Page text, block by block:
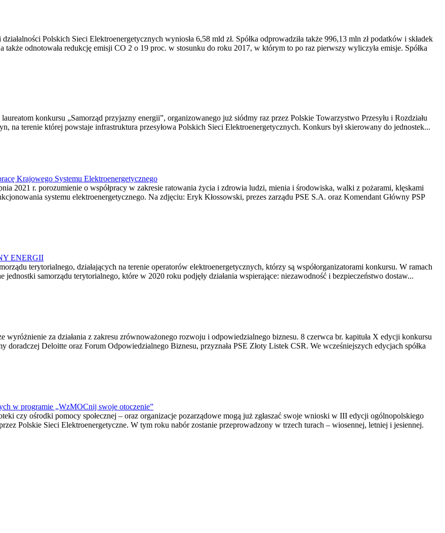
Polskich Sieci Elektroenergetycznych wyniosła 6,58 mld zł. Spółka odprowadziła także 996,13 mln zł podatków i składek
także odnotowała redukcję emisji CO 2 o 19 proc. w stosunku do roku 2017, w którym to po raz pierwszy wyliczyła emisje. Spółka
konkursu „Samorząd przyjazny energii”, organizowanego już siódmy raz przez Polskie Towarzystwo Przesyłu i Rozdziału
na terenie której powstaje infrastruktura przesyłowa Polskich Sieci Elektroenergetycznych. Konkurs był skierowany do jednostek...
Krajowego Systemu Elektroenergetycznego
2021 r. porozumienie o współpracy w zakresie ratowania życia i zdrowia ludzi, mienia i środowiska, walki z pożarami, klęskami
systemu elektroenergetycznego. Na zdjęciu: Eryk Kłossowski, prezes zarządu PSE S.A. oraz Komendant Główny PSP
ENERGII
terytorialnego, działających na terenie operatorów elektroenergetycznych, którzy są współorganizatorami konkursu. W ramach
samorządu terytorialnego, które w 2020 roku podjęły działania wspierające: niezawodność i bezpieczeństwo dostaw...
wyróżnienie za działania z zakresu zrównoważonego rozwoju i odpowiedzialnego biznesu. 8 czerwca br. kapituła X edycji konkursu
Deloitte oraz Forum Odpowiedzialnego Biznesu, przyznała PSE Złoty Listek CSR. We wcześniejszych edycjach spółka
w programie „WzMOCnij swoje otoczenie”
czy ośrodki pomocy społecznej – oraz organizacje pozarządowe mogą już zgłaszać swoje wnioski w III edycji ogólnopolskiego
Polskie Sieci Elektroenergetyczne. W tym roku nabór zostanie przeprowadzony w trzech turach – wiosennej, letniej i jesiennej.